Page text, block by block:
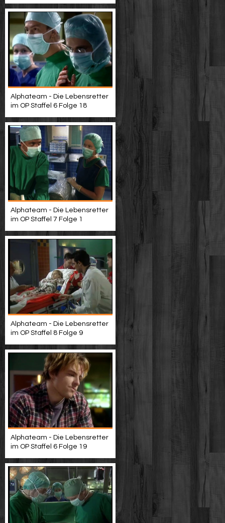
Alphateam - Die Lebensretter
im OP Staffel 6 Folge 18
Alphateam - Die Lebensretter
im OP Staffel 7 Folge 1
Alphateam - Die Lebensretter
im OP Staffel 8 Folge 9
Alphateam - Die Lebensretter
im OP Staffel 6 Folge 19